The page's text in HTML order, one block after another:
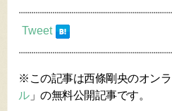
Tweet
※この記事は西條剛央のオンラ
ル」の無料公開記事です。